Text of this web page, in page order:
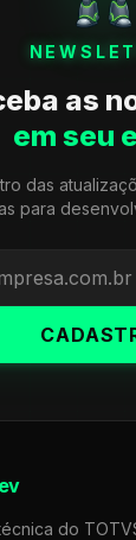
as
em seu
das
para
do